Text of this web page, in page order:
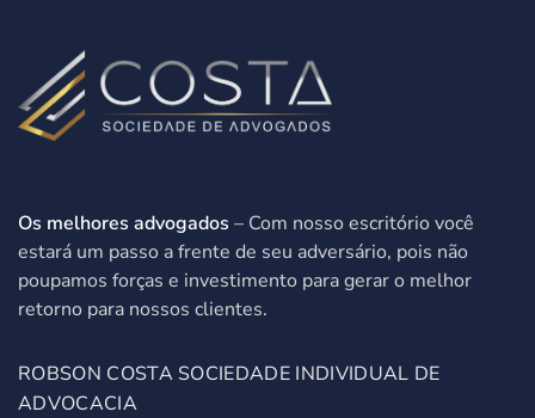
Os melhores advogados – Com nosso escritório você
estará um passo a frente de seu adversário, pois não
poupamos forças e investimento para gerar o melhor
retorno para nossos clientes.
ROBSON COSTA SOCIEDADE INDIVIDUAL DE
ADVOCACIA